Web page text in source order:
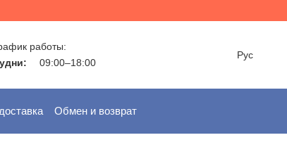
работы:
09:00–18:00
Рус
Обмен и возврат